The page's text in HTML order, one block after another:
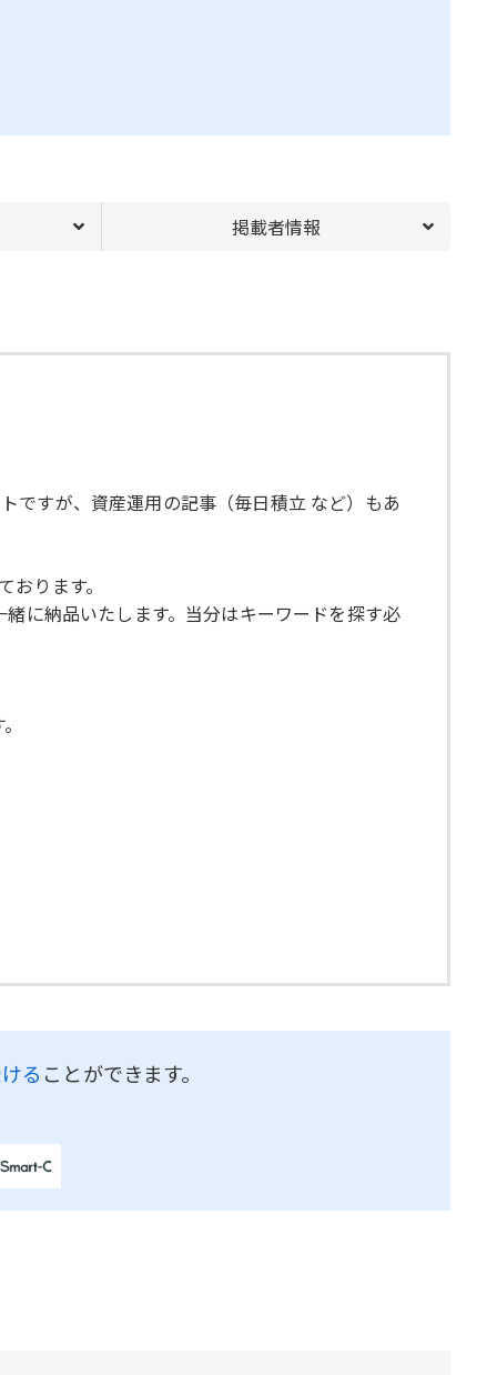
掲載者情報
ですが、資産運用の記事（毎日積立 など）もあ
ります。
に納品いたします。当分はキーワードを探す必
る ことができます。